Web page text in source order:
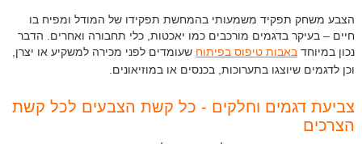
הצבע משחק תפקיד משמעותי בהמחשת תפקידו של המודל ומפיח בו
חיים – בעיקר בדגמים מורכבים כמו יאכטות, כלי תחבורה ואחרים. הדבר
נכון במיוחד באבות טיפוס בפיתוח שעומדים לפני מכירה למשקיע או יצרן,
וכן לדגמים שיוצגו בתערוכות, בכנסים או במוזיאונים.
צביעת דגמים וחלקים - כל קשת הצבעים לכל קשת
הצרכים